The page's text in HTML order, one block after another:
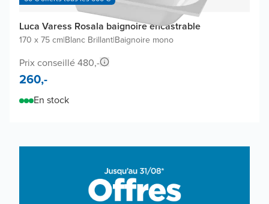
Luca Varess Rosala baignoire encastrable
170 x 75 cm|Blanc Brillant|Baignoire mono
Prix conseillé 480,-
260,-
En stock